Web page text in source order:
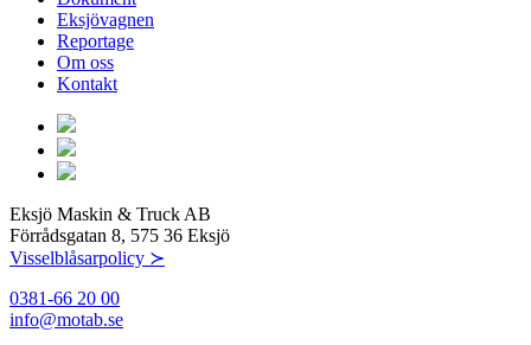
Eksjövagnen
Reportage
Om oss
Kontakt
Eksjö Maskin & Truck AB
Förrådsgatan 8, 575 36 Eksjö
Visselblåsarpolicy ≻
0381-66 20 00
info@motab.se